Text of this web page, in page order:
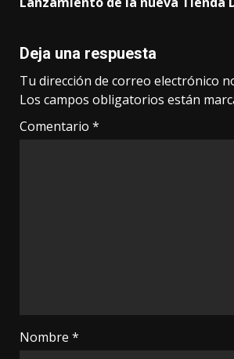
Deja una respuesta
Tu dirección de correo electrónico
Los campos obligatorios están
Comentario *
Nombre *